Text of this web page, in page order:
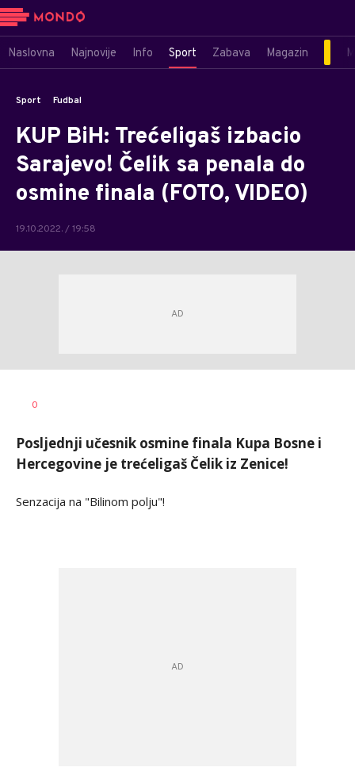
Naslovna Najnovije Info Sport Zabava Magazin
Sport Fudbal
KUP BiH: Trećeligaš izbacio
Sarajevo! Čelik sa penala do
osmine finala (FOTO, VIDEO)
19.10.2022. / 19:58
AUTOR
0
Posljednji učesnik osmine finala Kupa Bosne i
Hercegovine je trećeligaš Čelik iz Zenice!
Senzacija na "Bilinom polju"!